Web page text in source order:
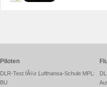
Piloten
DLR-Test fÃ¼r Lufthansa-Schule MPL:
BU